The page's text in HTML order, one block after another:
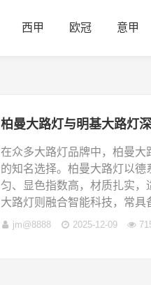
西甲 欧冠 意甲
在众多大路灯品牌中，柏曼
的知名选择。柏曼大路灯以
匀、显色指数高，材质扎实
大路灯则融合智能科技，常具
jm@8888 2025-12-09